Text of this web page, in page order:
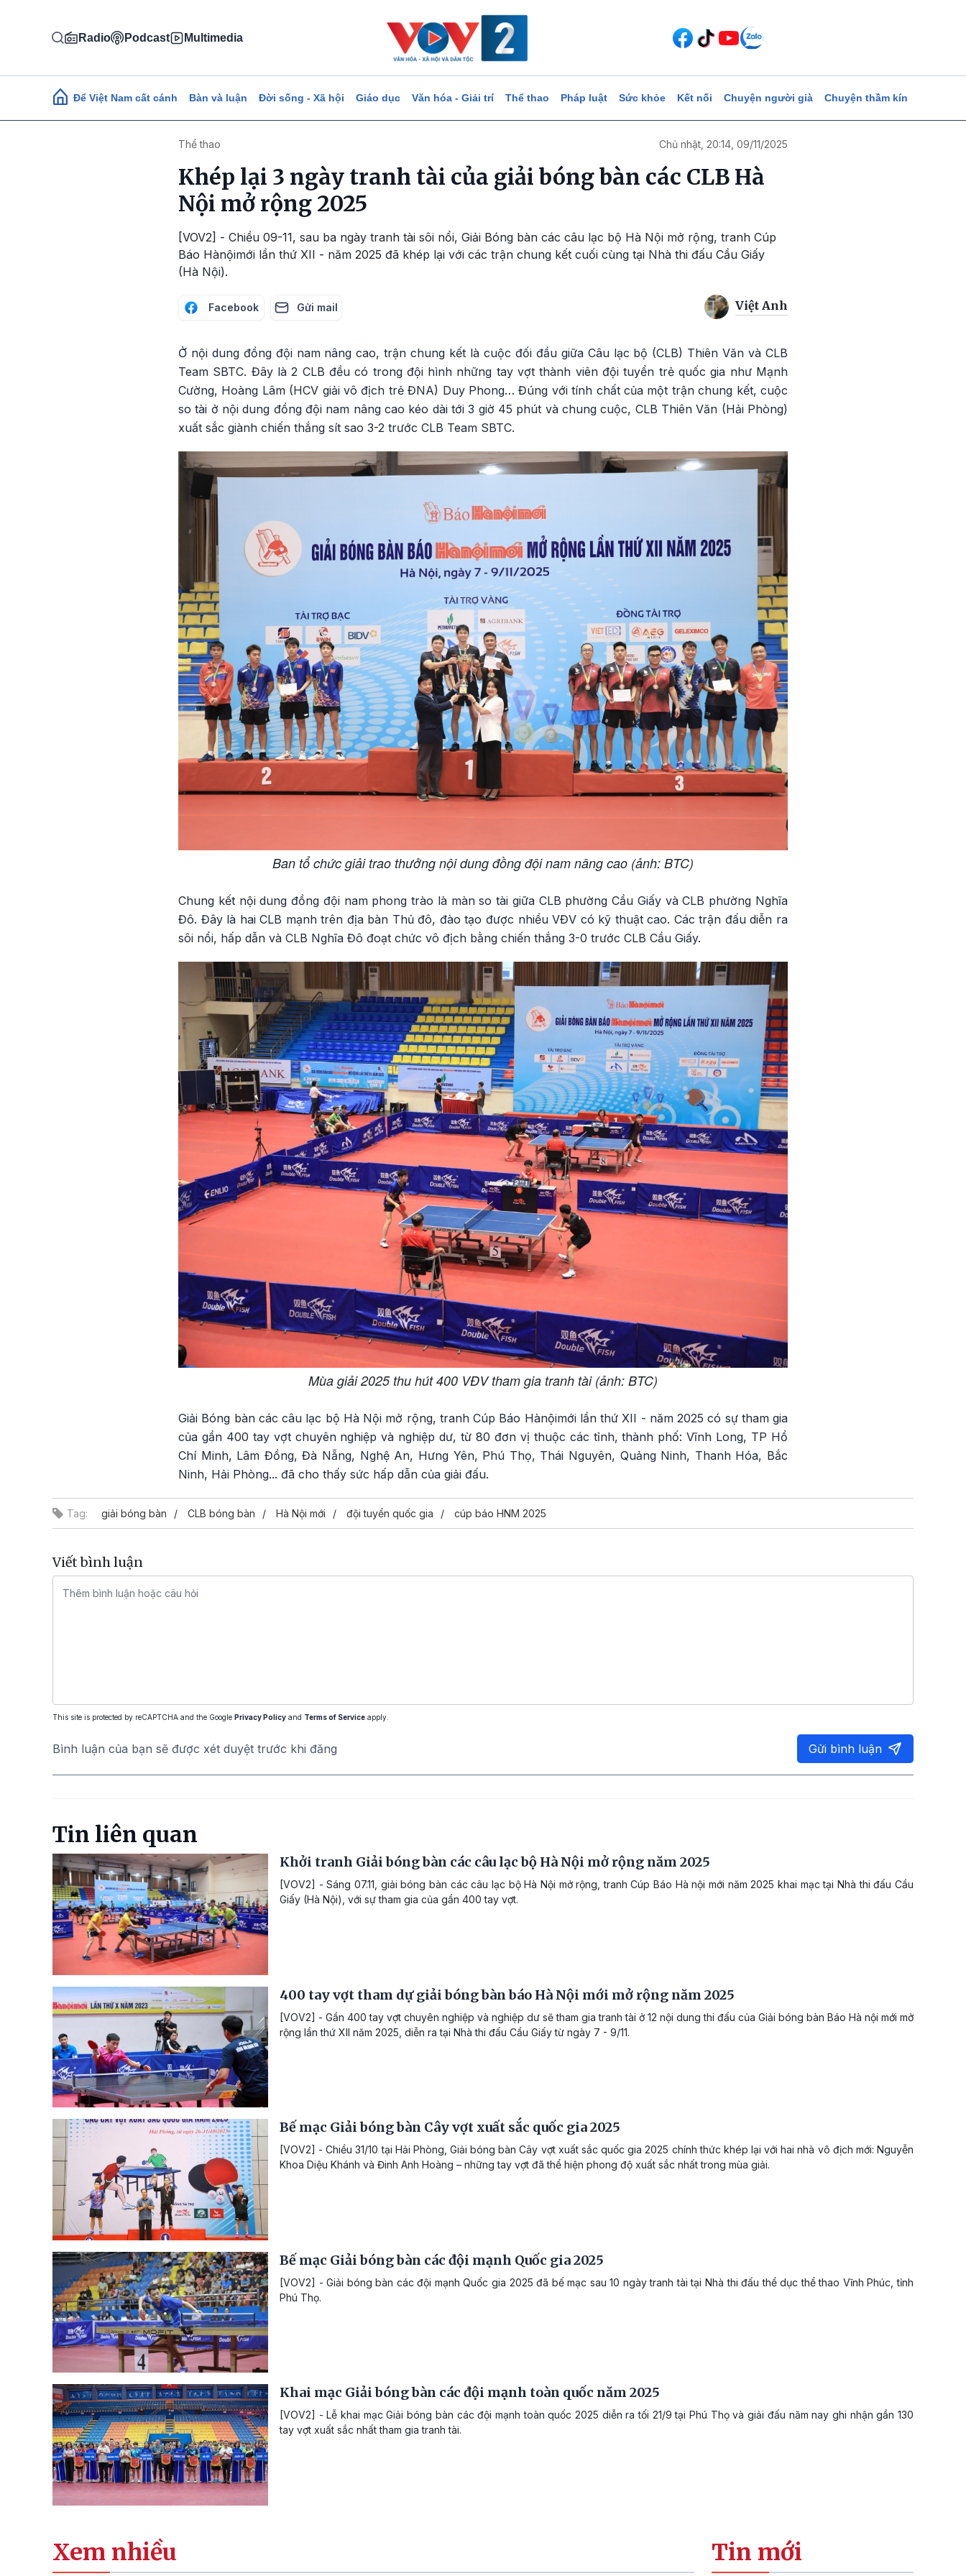
Radio Podcast Multimedia
Main navigation
Để Việt Nam cất cánh Bàn và luận Đời sống - Xã hội Giáo dục Văn hóa - Giải trí Thể thao Pháp luật Sức khỏe Kết nối Chuyện người già Chuyện thầm kín
Thể thao Chủ nhật, 20:14, 09/11/2025
Khép lại 3 ngày tranh tài của giải bóng bàn các CLB Hà
Nội mở rộng 2025
[VOV2] - Chiều 09-11, sau ba ngày tranh tài sôi nổi, Giải Bóng bàn các câu lạc bộ Hà Nội mở rộng, tranh Cúp
Báo Hànộimới lần thứ XII - năm 2025 đã khép lại với các trận chung kết cuối cùng tại Nhà thi đấu Cầu Giấy
(Hà Nội).
Facebook Gửi mail Việt Anh
Ở nội dung đồng đội nam nâng cao, trận chung kết là cuộc đối đầu giữa Câu lạc bộ (CLB) Thiên Văn và CLB
Team SBTC. Đây là 2 CLB đều có trong đội hình những tay vợt thành viên đội tuyển trẻ quốc gia như Mạnh
Cường, Hoàng Lâm (HCV giải vô địch trẻ ĐNA) Duy Phong… Đúng với tính chất của một trận chung kết, cuộc
so tài ở nội dung đồng đội nam nâng cao kéo dài tới 3 giờ 45 phút và chung cuộc, CLB Thiên Văn (Hải Phòng)
xuất sắc giành chiến thắng sít sao 3-2 trước CLB Team SBTC.
Ban tổ chức giải trao thưởng nội dung đồng đội nam nâng cao (ảnh: BTC)
Chung kết nội dung đồng đội nam phong trào là màn so tài giữa CLB phường Cầu Giấy và CLB phường Nghĩa
Đô. Đây là hai CLB mạnh trên địa bàn Thủ đô, đào tạo được nhiều VĐV có kỹ thuật cao. Các trận đấu diễn ra
sôi nổi, hấp dẫn và CLB Nghĩa Đô đoạt chức vô địch bằng chiến thắng 3-0 trước CLB Cầu Giấy.
Mùa giải 2025 thu hút 400 VĐV tham gia tranh tài (ảnh: BTC)
Giải Bóng bàn các câu lạc bộ Hà Nội mở rộng, tranh Cúp Báo Hànộimới lần thứ XII - năm 2025 có sự tham gia
của gần 400 tay vợt chuyên nghiệp và nghiệp dư, từ 80 đơn vị thuộc các tỉnh, thành phố: Vĩnh Long, TP Hồ
Chí Minh, Lâm Đồng, Đà Nẵng, Nghệ An, Hưng Yên, Phú Thọ, Thái Nguyên, Quảng Ninh, Thanh Hóa, Bắc
Ninh, Hải Phòng... đã cho thấy sức hấp dẫn của giải đấu.
Tag: giải bóng bàn CLB bóng bàn Hà Nội mới đội tuyển quốc gia cúp báo HNM 2025
Viết bình luận
This site is protected by reCAPTCHA and the Google Privacy Policy and Terms of Service apply.
Bình luận của bạn sẽ được xét duyệt trước khi đăng Gửi bình luận
Tin liên quan
Khởi tranh Giải bóng bàn các câu lạc bộ Hà Nội mở rộng năm 2025
[VOV2] - Sáng 07.11, giải bóng bàn các câu lạc bộ Hà Nội mở rộng, tranh Cúp Báo Hà nội mới năm 2025 khai mạc tại Nhà thi đấu Cầu
Giấy (Hà Nội), với sự tham gia của gần 400 tay vợt.
400 tay vợt tham dự giải bóng bàn báo Hà Nội mới mở rộng năm 2025
[VOV2] - Gần 400 tay vợt chuyên nghiệp và nghiệp dư sẽ tham gia tranh tài ở 12 nội dung thi đấu của Giải bóng bàn Báo Hà nội mới mở
rộng lần thứ XII năm 2025, diễn ra tại Nhà thi đấu Cầu Giấy từ ngày 7 - 9/11.
Bế mạc Giải bóng bàn Cây vợt xuất sắc quốc gia 2025
[VOV2] - Chiều 31/10 tại Hải Phòng, Giải bóng bàn Cây vợt xuất sắc quốc gia 2025 chính thức khép lại với hai nhà vô địch mới: Nguyễn
Khoa Diệu Khánh và Đinh Anh Hoàng – những tay vợt đã thể hiện phong độ xuất sắc nhất trong mùa giải.
Bế mạc Giải bóng bàn các đội mạnh Quốc gia 2025
[VOV2] - Giải bóng bàn các đội mạnh Quốc gia 2025 đã bế mạc sau 10 ngày tranh tài tại Nhà thi đấu thể dục thể thao Vĩnh Phúc, tỉnh
Phú Thọ.
Khai mạc Giải bóng bàn các đội mạnh toàn quốc năm 2025
[VOV2] - Lễ khai mạc Giải bóng bàn các đội mạnh toàn quốc 2025 diễn ra tối 21/9 tại Phú Thọ và giải đấu năm nay ghi nhận gần 130
tay vợt xuất sắc nhất tham gia tranh tài.
Xem nhiều Tin mới